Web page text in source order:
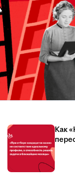
Как